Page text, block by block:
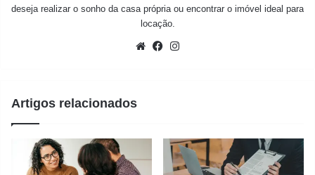
deseja realizar o sonho da casa própria ou encontrar o imóvel ideal para
locação.
WebsiteFacebook
Artigos relacionados